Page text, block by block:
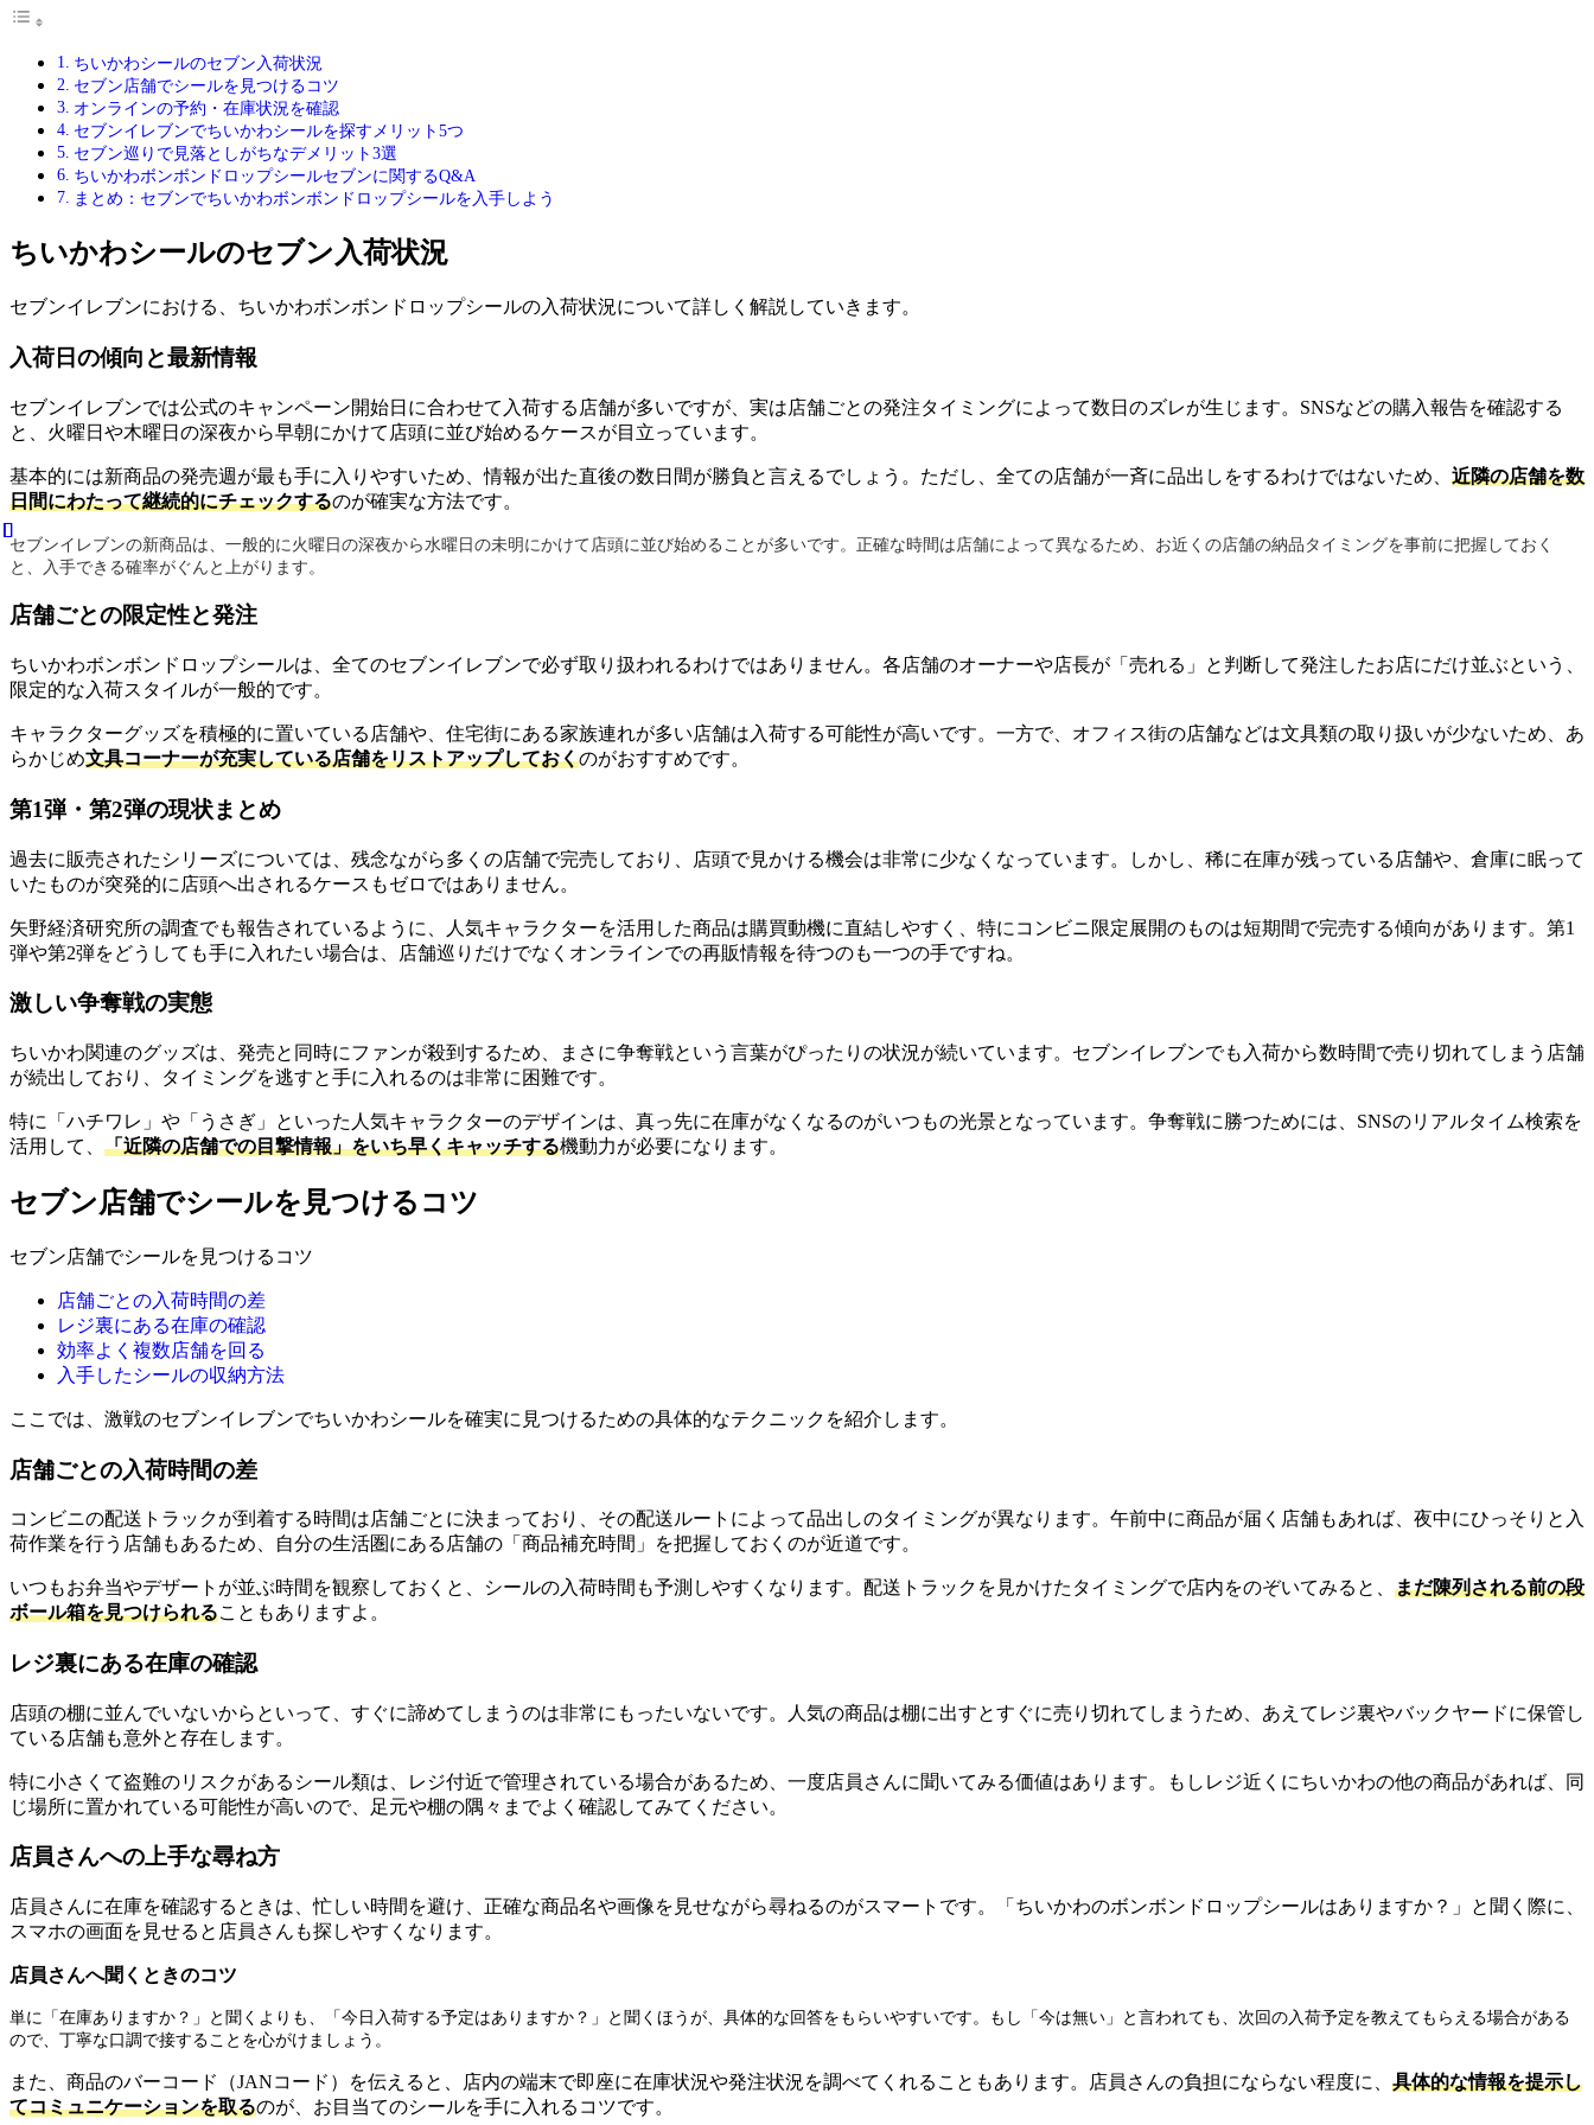
ちいかわシールのセブン入荷状況
セブン店舗でシールを見つけるコツ
オンラインの予約・在庫状況を確認
セブンイレブンでちいかわシールを探すメリット5つ
セブン巡りで見落としがちなデメリット3選
ちいかわボンボンドロップシールセブンに関するQ&A
まとめ：セブンでちいかわボンボンドロップシールを入手しよう
ちいかわシールのセブン入荷状況
セブンイレブンにおける、ちいかわボンボンドロップシールの入荷状況について詳しく解説していきます。
入荷日の傾向と最新情報
セブンイレブンでは公式のキャンペーン開始日に合わせて入荷する店舗が多いですが、実は店舗ごとの発注タイミングによって数日のズレが生じます。SNSなどの購入報告を確認する
と、火曜日や木曜日の深夜から早朝にかけて店頭に並び始めるケースが目立っています。
基本的には新商品の発売週が最も手に入りやすいため、情報が出た直後の数日間が勝負と言えるでしょう。ただし、全ての店舗が一斉に品出しをするわけではないため、 近隣の店舗を数
日間にわたって継続的にチェックするのが確実な方法です。
セブンイレブンの新商品は、一般的に火曜日の深夜から水曜日の未明にかけて店頭に並び始めることが多いです。正確な時間は店舗によって異なるため、お近くの店舗の納品タイミングを事前に把握しておく
と、入手できる確率がぐんと上がります。
店舗ごとの限定性と発注
ちいかわボンボンドロップシールは、全てのセブンイレブンで必ず取り扱われるわけではありません。各店舗のオーナーや店長が「売れる」と判断して発注したお店にだけ並ぶという、
限定的な入荷スタイルが一般的です。
キャラクターグッズを積極的に置いている店舗や、住宅街にある家族連れが多い店舗は入荷する可能性が高いです。一方で、オフィス街の店舗などは文具類の取り扱いが少ないため、あ
らかじめ文具コーナーが充実している店舗をリストアップしておくのがおすすめです。
第1弾・第2弾の現状まとめ
過去に販売されたシリーズについては、残念ながら多くの店舗で完売しており、店頭で見かける機会は非常に少なくなっています。しかし、稀に在庫が残っている店舗や、倉庫に眠って
いたものが突発的に店頭へ出されるケースもゼロではありません。
矢野経済研究所の調査でも報告されているように、人気キャラクターを活用した商品は購買動機に直結しやすく、特にコンビニ限定展開のものは短期間で完売する傾向があります。第1
弾や第2弾をどうしても手に入れたい場合は、店舗巡りだけでなくオンラインでの再販情報を待つのも一つの手ですね。
激しい争奪戦の実態
ちいかわ関連のグッズは、発売と同時にファンが殺到するため、まさに争奪戦という言葉がぴったりの状況が続いています。セブンイレブンでも入荷から数時間で売り切れてしまう店舗
が続出しており、タイミングを逃すと手に入れるのは非常に困難です。
特に「ハチワレ」や「うさぎ」といった人気キャラクターのデザインは、真っ先に在庫がなくなるのがいつもの光景となっています。争奪戦に勝つためには、SNSのリアルタイム検索を
活用して、 「近隣の店舗での目撃情報」をいち早くキャッチする機動力が必要になります。
セブン店舗でシールを見つけるコツ
セブン店舗でシールを見つけるコツ
店舗ごとの入荷時間の差
レジ裏にある在庫の確認
効率よく複数店舗を回る
入手したシールの収納方法
ここでは、激戦のセブンイレブンでちいかわシールを確実に見つけるための具体的なテクニックを紹介します。
店舗ごとの入荷時間の差
コンビニの配送トラックが到着する時間は店舗ごとに決まっており、その配送ルートによって品出しのタイミングが異なります。午前中に商品が届く店舗もあれば、夜中にひっそりと入
荷作業を行う店舗もあるため、自分の生活圏にある店舗の「商品補充時間」を把握しておくのが近道です。
いつもお弁当やデザートが並ぶ時間を観察しておくと、シールの入荷時間も予測しやすくなります。配送トラックを見かけたタイミングで店内をのぞいてみると、 まだ陳列される前の段
ボール箱を見つけられることもありますよ。
レジ裏にある在庫の確認
店頭の棚に並んでいないからといって、すぐに諦めてしまうのは非常にもったいないです。人気の商品は棚に出すとすぐに売り切れてしまうため、あえてレジ裏やバックヤードに保管し
ている店舗も意外と存在します。
特に小さくて盗難のリスクがあるシール類は、レジ付近で管理されている場合があるため、一度店員さんに聞いてみる価値はあります。もしレジ近くにちいかわの他の商品があれば、同
じ場所に置かれている可能性が高いので、足元や棚の隅々までよく確認してみてください。
店員さんへの上手な尋ね方
店員さんに在庫を確認するときは、忙しい時間を避け、正確な商品名や画像を見せながら尋ねるのがスマートです。「ちいかわのボンボンドロップシールはありますか？」と聞く際に、
スマホの画面を見せると店員さんも探しやすくなります。
店員さんへ聞くときのコツ
単に「在庫ありますか？」と聞くよりも、「今日入荷する予定はありますか？」と聞くほうが、具体的な回答をもらいやすいです。もし「今は無い」と言われても、次回の入荷予定を教えてもらえる場合がある
ので、丁寧な口調で接することを心がけましょう。
また、商品のバーコード（JANコード）を伝えると、店内の端末で即座に在庫状況や発注状況を調べてくれることもあります。店員さんの負担にならない程度に、 具体的な情報を提示し
てコミュニケーションを取るのが、お目当てのシールを手に入れるコツです。